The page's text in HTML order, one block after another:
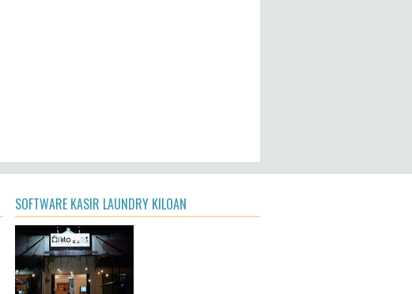
SOFTWARE KASIR LAUNDRY KILOAN